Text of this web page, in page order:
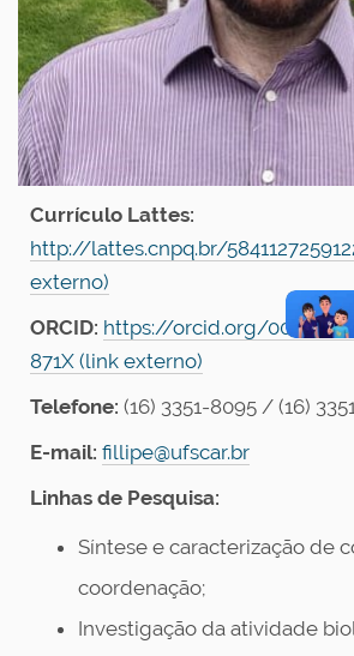
Currículo Lattes:
http://lattes.cnpq.br/
externo)
ORCID: https://orcid.org/0000-
871X (link externo)
Telefone: (16) 3351-8095 / (16)
E-mail: fillipe@ufscar.br
Linhas de Pesquisa:
Síntese e caracterização de
coordenação;
Investigação da atividade